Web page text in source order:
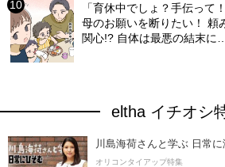
「育休中でしょ？手伝って
母のお願いを断りたい！ 頼
関心!? 自体は最悪の結末に…
eltha イチオシ
川島海荷さんと学ぶ 日常に
オリコンタイアップ特集